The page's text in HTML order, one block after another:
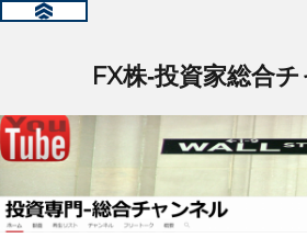
FX株‐投資家総合